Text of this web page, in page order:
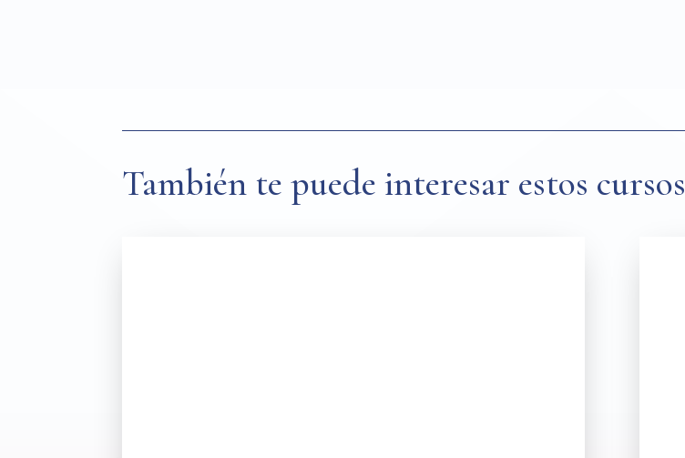
También te puede interesar estos cursos